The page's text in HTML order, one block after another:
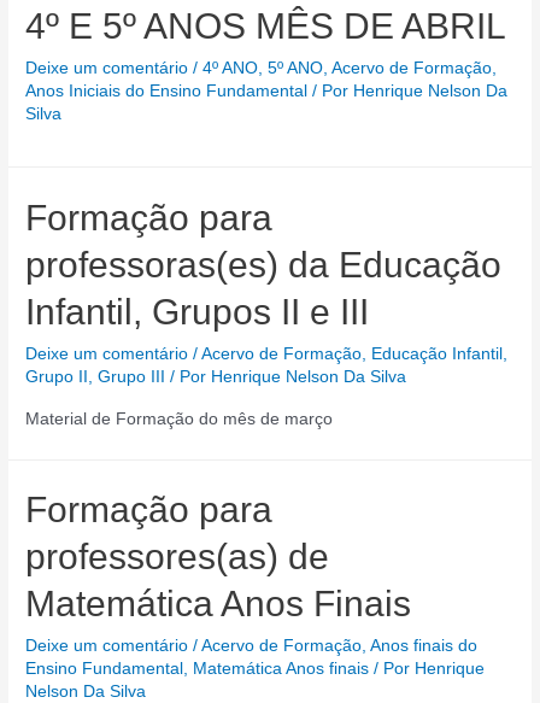
4º E 5º ANOS MÊS DE ABRIL
Deixe um comentário /4º ANO ,5º ANO ,Acervo de Formação
Anos Iniciais do Ensino Fundamental / Por Henrique Nelson Da
Silva
Formação para
professoras(es) da Educação
Infantil, Grupos II e III
Deixe um comentário /Acervo de Formação Educação Infantil
Grupo II ,Grupo III / Por Henrique Nelson Da Silva
Material de Formação do mês de março
Formação para
professores(as) de
Matemática Anos Finais
Deixe um comentário /Acervo de Formação,Anos finais do
Ensino Fundamental , Matemática Anos finais / Por Henrique
Nelson Da Silva